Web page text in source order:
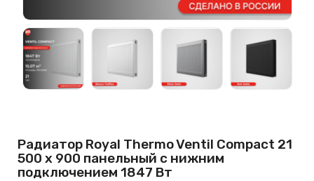
Радиатор Royal Thermo Ventil Compact 21
500 х 900 панельный с нижним
подключением 1847 Вт